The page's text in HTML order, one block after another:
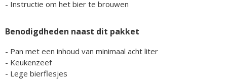
- Instructie om het bier te brouwen
Benodigdheden naast dit pakket
- Pan met een inhoud van minimaal acht liter
- Keukenzeef
- Lege bierflesjes